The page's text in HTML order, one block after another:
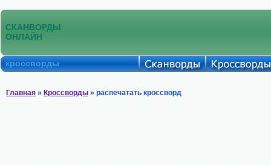
СКАНВОРДЫ
ОНЛАЙН
кроссворды
Главная » Кроссворды » распечатать кроссворд